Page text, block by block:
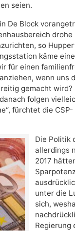
seien.
De Block
drohe
so
käme
für einen
wenn uns
gemacht wird?
folgen
fürchtet die CSP-
Die Politik
allerdings
2017
unter die
sich,
Regierung